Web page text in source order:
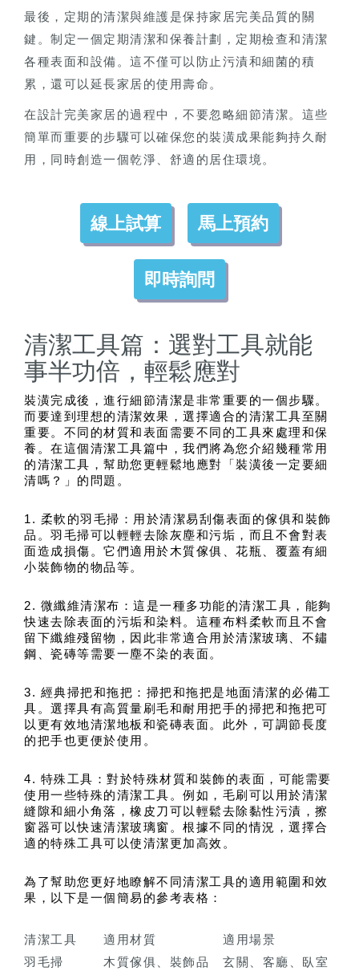
最後，定期的清潔與維護是保持家居完美品質的關
鍵。制定一個定期清潔和保養計劃，定期檢查和清潔
各種表面和設備。這不僅可以防止污漬和細菌的積
累，還可以延長家居的使用壽命。
在設計完美家居的過程中，不要忽略細節清潔。這些
簡單而重要的步驟可以確保您的裝潢成果能夠持久耐
用，同時創造一個乾淨、舒適的居住環境。
線上試算 馬上預約
即時詢問
清潔工具篇：選對工具就能
事半功倍，輕鬆應對
裝潢完成後，進行細節清潔是非常重要的一個步驟。
而要達到理想的清潔效果，選擇適合的清潔工具至關
重要。不同的材質和表面需要不同的工具來處理和保
養。在這個清潔工具篇中，我們將為您介紹幾種常用
的清潔工具，幫助您更輕鬆地應對「裝潢後一定要細
清嗎？」的問題。
1. 柔軟的羽毛掃：用於清潔易刮傷表面的傢俱和裝飾
品。羽毛掃可以輕輕去除灰塵和污垢，而且不會對表
面造成損傷。它們適用於木質傢俱、花瓶、覆蓋有細
小裝飾物的物品等。
2. 微纖維清潔布：這是一種多功能的清潔工具，能夠
快速去除表面的污垢和染料。這種布料柔軟而且不會
留下纖維殘留物，因此非常適合用於清潔玻璃、不鏽
鋼、瓷磚等需要一塵不染的表面。
3. 經典掃把和拖把：掃把和拖把是地面清潔的必備工
具。選擇具有高質量刷毛和耐用把手的掃把和拖把可
以更有效地清潔地板和瓷磚表面。此外，可調節長度
的把手也更便於使用。
4. 特殊工具：對於特殊材質和裝飾的表面，可能需要
使用一些特殊的清潔工具。例如，毛刷可以用於清潔
縫隙和細小角落，橡皮刀可以輕鬆去除黏性污漬，擦
窗器可以快速清潔玻璃窗。根據不同的情況，選擇合
適的特殊工具可以使清潔更加高效。
為了幫助您更好地瞭解不同清潔工具的適用範圍和效
果，以下是一個簡易的參考表格：
清潔工具 適用材質
適用場景
羽毛掃
木質傢俱、裝飾品 玄關、客廳、臥室